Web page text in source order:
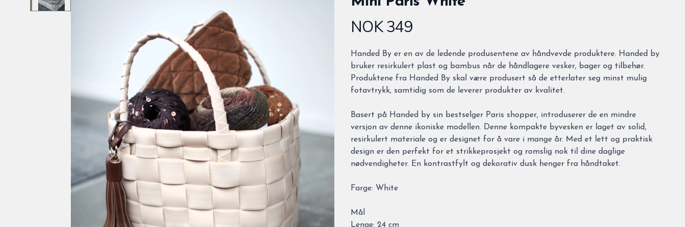
Produktdetaljer
NOK 349
Description
Handed By er en av de ledende produsentene av håndvevde produktere. Handed by
bruker resirkulert plast og bambus når de håndlagere vesker, bager og tilbehør.
Produktene fra Handed By skal være produsert så de etterlater seg minst mulig
fotavtrykk, samtidig som de leverer produkter av kvalitet.
Basert på Handed by sin bestselger Paris shopper, introduserer de en mindre
versjon av denne ikoniske modellen. Denne kompakte byvesken er laget av solid,
resirkulert materiale og er designet for å vare i mange år. Med et lett og praktisk
design er den perfekt for et strikkeprosjekt og romslig nok til dine daglige
nødvendigheter. En kontrastfylt og dekorativ dusk henger fra håndtaket.
Farge: White
Mål
Lenge: 24 cm